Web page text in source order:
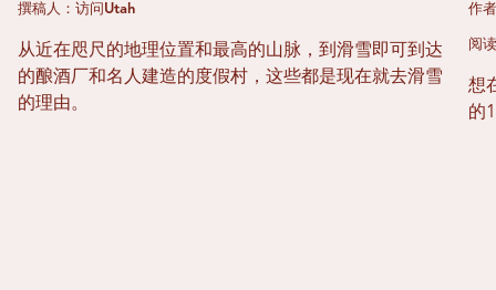
撰稿人：访问Utah
从近在咫尺的地理位置和最高的山脉，到滑雪即可到达
的酿酒厂和名人建造的度假村，这些都是现在就去滑雪
的理由。
作
阅
想
的